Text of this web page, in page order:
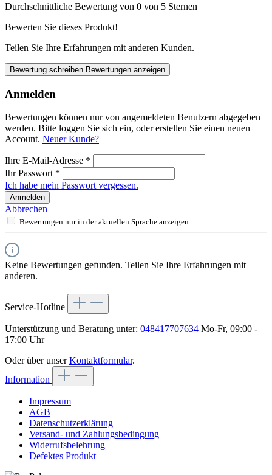
Durchschnittliche Bewertung von 0 von 5 Sternen
Bewerten Sie dieses Produkt!
Teilen Sie Ihre Erfahrungen mit anderen Kunden.
Bewertung schreiben Bewertungen anzeigen
Anmelden
Bewertungen können nur von angemeldeten Benutzern abgegeben
werden. Bitte loggen Sie sich ein, oder erstellen Sie einen neuen
Account. Neuer Kunde?
Ihre E-Mail-Adresse *
Ihr Passwort *
Ich habe mein Passwort vergessen.
Anmelden
Abbrechen
Bewertungen nur in der aktuellen Sprache anzeigen.
Keine Bewertungen gefunden. Teilen Sie Ihre Erfahrungen mit
anderen.
Service-Hotline
Unterstützung und Beratung unter: 048417707634 Mo-Fr, 09:00 -
17:00 Uhr
Oder über unserKontaktformular.
Information
Impressum
AGB
Datenschutzerklärung
Versand- und Zahlungsbedingung
Widerrufsbelehrung
Defektes Produkt